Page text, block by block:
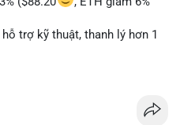
lên giá. Rủi ro từ các đề cày
dõi xu hướng "long" hoặc
trợ kỹ thuật, thanh lý hơn 1
dự kiến airdrop token cho
đưa BTC vào sản phẩm bảo
tư 100 triệu USD.